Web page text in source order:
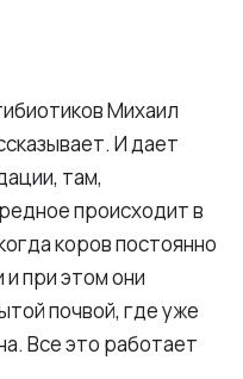
Михаил
И дает
там,
происходит в
коров постоянно
при этом они
почвой, где уже
Все это работает